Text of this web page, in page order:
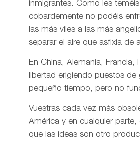
inmigrantes. Como les
cobardemente no podéis
las más viles a las más
separar el aire que asfixia de
En China, Alemania, Francia,
libertad erigiendo puestos
pequeño tiempo, pero no
Vuestras cada vez más
América y en cualquier
que las ideas son otro